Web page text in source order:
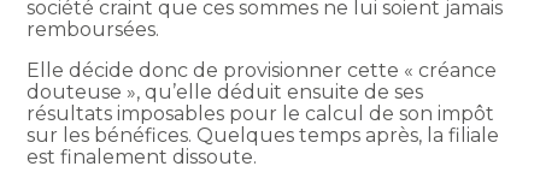
société craint que ces sommes ne lui soient jamais
remboursées.
Elle décide donc de provisionner cette « créance
douteuse », qu’elle déduit ensuite de ses
résultats imposables pour le calcul de son impôt
sur les bénéfices. Quelques temps après, la filiale
est finalement dissoute.